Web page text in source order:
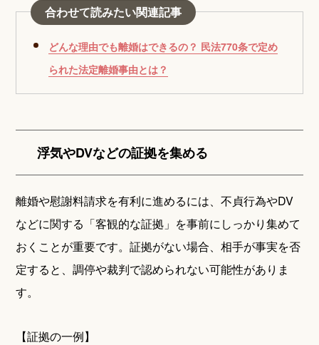
合わせて読みたい関連記事
どんな理由でも離婚はできるの？ 民法770条で定め
られた法定離婚事由とは？
浮気やDVなどの証拠を集める
離婚や慰謝料請求を有利に進めるには、不貞行為やDV
などに関する「客観的な証拠」を事前にしっかり集めて
おくことが重要です。証拠がない場合、相手が事実を否
定すると、調停や裁判で認められない可能性がありま
す。
【証拠の一例】